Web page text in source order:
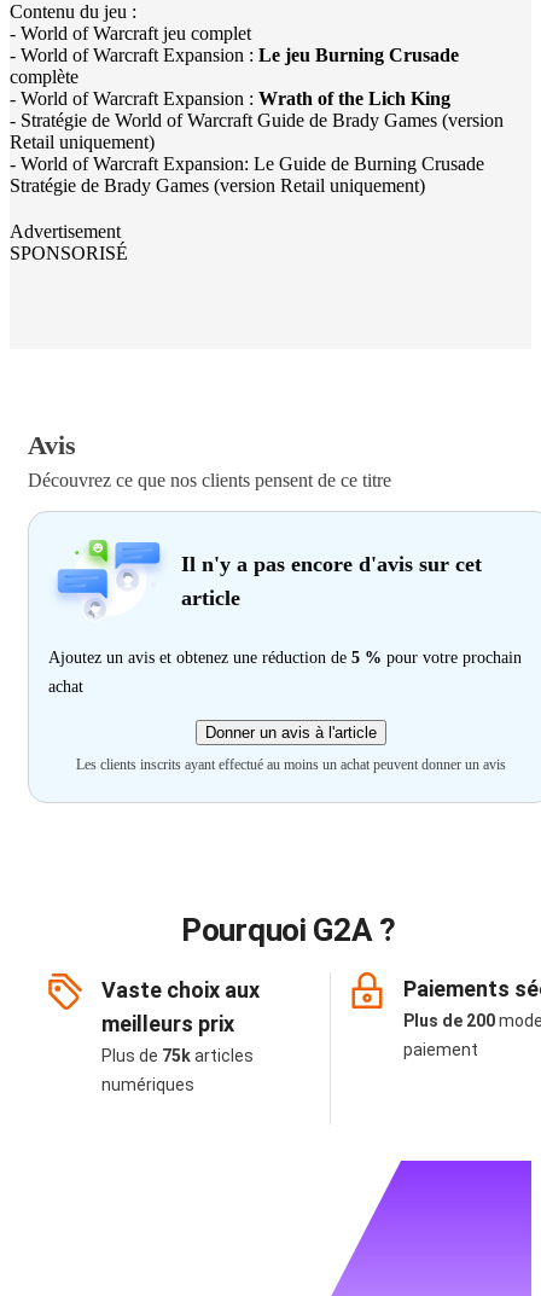
Contenu du jeu :
- World of Warcraft jeu complet
- World of Warcraft Expansion : Le jeu Burning Crusade
complète
- World of Warcraft Expansion : Wrath of the Lich King
- Stratégie de World of Warcraft Guide de Brady Games (version
Retail uniquement)
- World of Warcraft Expansion: Le Guide de Burning Crusade
Stratégie de Brady Games (version Retail uniquement)
Advertisement
SPONSORISÉ
Avis
Découvrez ce que nos clients pensent de ce titre
Il n'y a pas encore d'avis sur cet
article
Ajoutez un avis et obtenez une réduction de 5 % pour votre prochain
achat
Donner un avis à l'article
Les clients inscrits ayant effectué au moins un achat peuvent donner un avis
Pourquoi G2A ?
Vaste choix aux
meilleurs prix
Plus de 75karticles
numériques
Paiements
Plus de 200
paiement